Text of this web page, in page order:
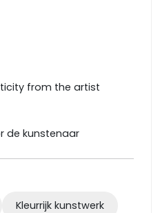
from the artist
de kunstenaar
Kleurrijk kunstwerk